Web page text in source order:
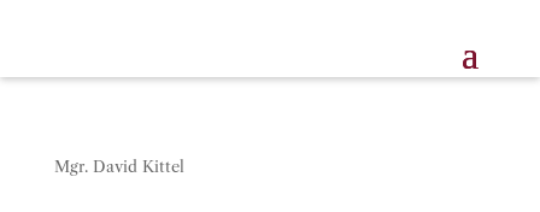
Mgr. David Kittel